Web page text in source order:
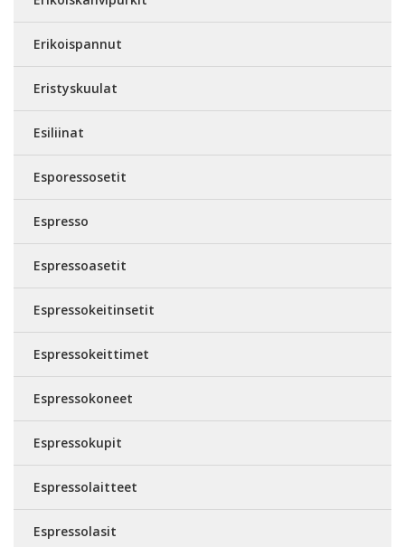
Erikoispannut
Eristyskuulat
Esiliinat
Esporessosetit
Espresso
Espressoasetit
Espressokeitinsetit
Espressokeittimet
Espressokoneet
Espressokupit
Espressolaitteet
Espressolasit